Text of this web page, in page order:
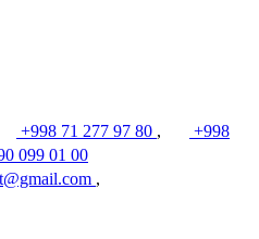
+998 71 277 97 80 ,
+998
099 01 00
,